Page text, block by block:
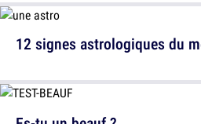
12 signes astrologiques du